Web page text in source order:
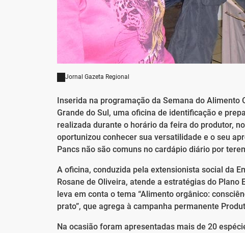
Jornal Gazeta Regional
Inserida na programação da Semana do Alimento
Grande do Sul, uma oficina de identificação e
realizada durante o horário da feira do produtor,
oportunizou conhecer sua versatilidade e o seu
Pancs não são comuns no cardápio diário por
A oficina, conduzida pela extensionista social da
Rosane de Oliveira, atende a estratégias do
leva em conta o tema “Alimento orgânico:
prato”, que agrega à campanha permanente
Na ocasião foram apresentadas mais de 20